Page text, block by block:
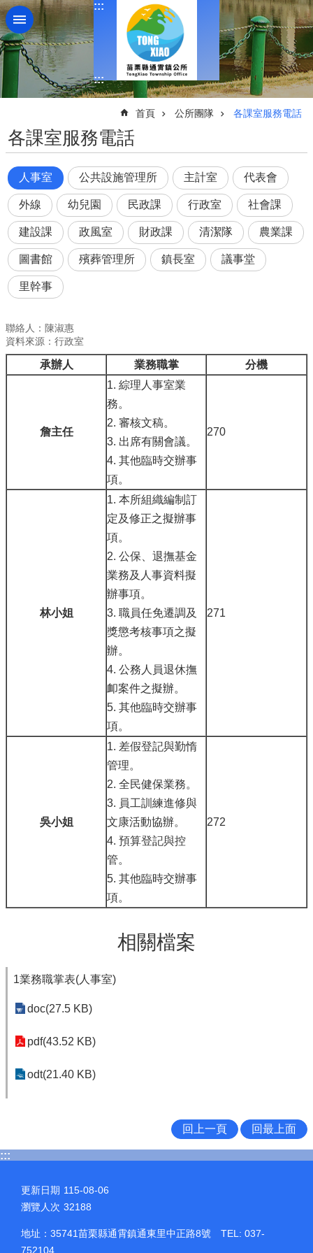
跳到主要內容區塊
:::
:::
首頁 公所團隊 各課室服務電話
各課室服務電話
人事室 公共設施管理所 主計室 代表會
外線 幼兒園 民政課 行政室 社會課
建設課 政風室 財政課 清潔隊 農業課
圖書館 殯葬管理所 鎮長室 議事堂
里幹事
聯絡人：陳淑惠
資料來源：行政室
承辦人 業務職掌 分機
詹主任
1. 綜理人事室業
務。
2. 審核文稿。
3. 出席有關會議。
4. 其他臨時交辦事
項。
270
林小姐
1. 本所組織編制訂
定及修正之擬辦事
項。
2. 公保、退撫基金
業務及人事資料擬
辦事項。
3. 職員任免遷調及
獎懲考核事項之擬
辦。
4. 公務人員退休撫
卹案件之擬辦。
5. 其他臨時交辦事
項。
271
吳小姐
1. 差假登記與勤惰
管理。
2. 全民健保業務。
3. 員工訓練進修與
文康活動協辦。
4. 預算登記與控
管。
5. 其他臨時交辦事
項。
272
相關檔案
1業務職掌表(人事室)
doc(27.5 KB)
pdf(43.52 KB)
odt(21.40 KB)
回上一頁 回最上面
:::
更新日期 115-08-06
瀏覽人次 32188
地址：35741苗栗縣通霄鎮通東里中正路8號 TEL: 037-
752104